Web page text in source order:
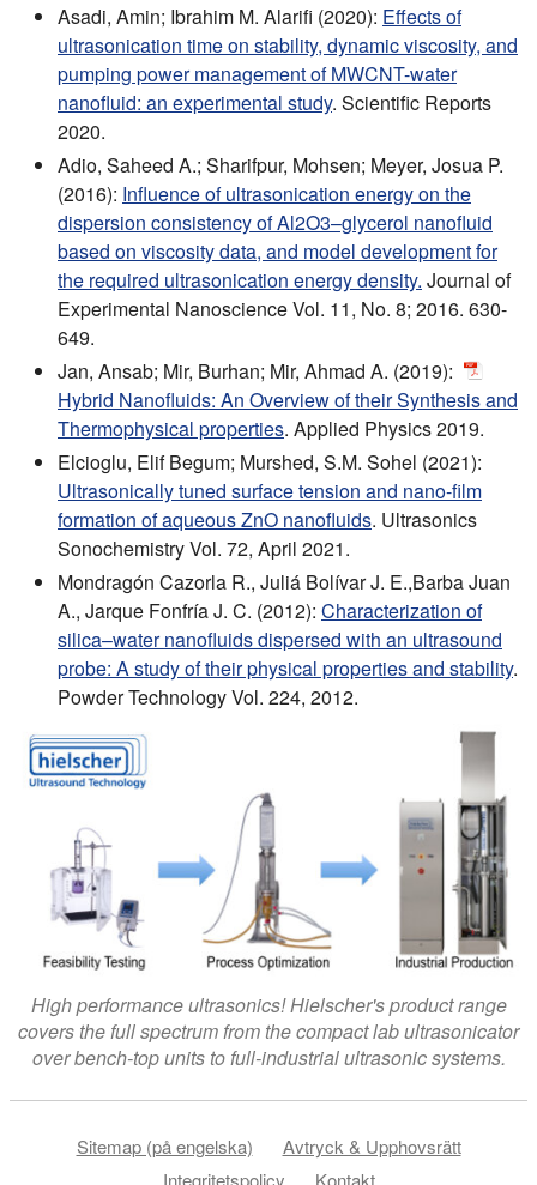
Asadi, Amin; Ibrahim M. Alarifi (2020): Effects of
ultrasonication time on stability, dynamic viscosity, and
pumping power management of MWCNT-water
nanofluid: an experimental study. Scientific Reports
2020.
Adio, Saheed A.; Sharifpur, Mohsen; Meyer, Josua P.
(2016): Influence of ultrasonication energy on the
dispersion consistency of Al2O3–glycerol nanofluid
based on viscosity data, and model development for
the required ultrasonication energy density. Journal of
Experimental Nanoscience Vol. 11, No. 8; 2016. 630-
649.
Jan, Ansab; Mir, Burhan; Mir, Ahmad A. (2019):
Hybrid Nanofluids: An Overview of their Synthesis and
Thermophysical properties. Applied Physics 2019.
Elcioglu, Elif Begum; Murshed, S.M. Sohel (2021):
Ultrasonically tuned surface tension and nano-film
formation of aqueous ZnO nanofluids. Ultrasonics
Sonochemistry Vol. 72, April 2021.
Mondragón Cazorla R., Juliá Bolívar J. E.,Barba Juan
A., Jarque Fonfría J. C. (2012): Characterization of
silica–water nanofluids dispersed with an ultrasound
probe: A study of their physical properties and stability.
Powder Technology Vol. 224, 2012.
High performance ultrasonics! Hielscher's product range
covers the full spectrum from the compact lab ultrasonicator
over bench-top units to full-industrial ultrasonic systems.
Sitemap (på engelska)
Avtryck & Upphovsrätt
Integritetspolicy
Kontakt